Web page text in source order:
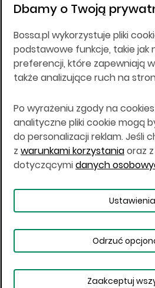
DM BOŚ działa na podstawie
Wszelkie informacje na
informacje o produktach
kierowane do osób mających
zamieszkania lub pobytu w
Japonii, ani w dowolnej innej
taki materiał byłby sprzeczny
których zgodne z prawem
inwestycyjnych nie jest
jest możliwe złożenie oferty.
w danej jurysdykcji określają,
nabycie poszczególnych
Copyright © 2026 BOŚ |
Warunki korzystania
Dane
Dbamy o Twoją
Bossa.pl wykorzystuje pliki
podstawowe funkcje, takie jak
preferencji, które zapewniają
także analizujące ruch na
Po wyrażeniu zgody na
analityczne pliki cookie mogą
do personalizacji reklam. Jeśli
z warunkami korzystaniaoraz
dotyczącymidanych
Ustawienia
Odrzuć
Zaakceptuj